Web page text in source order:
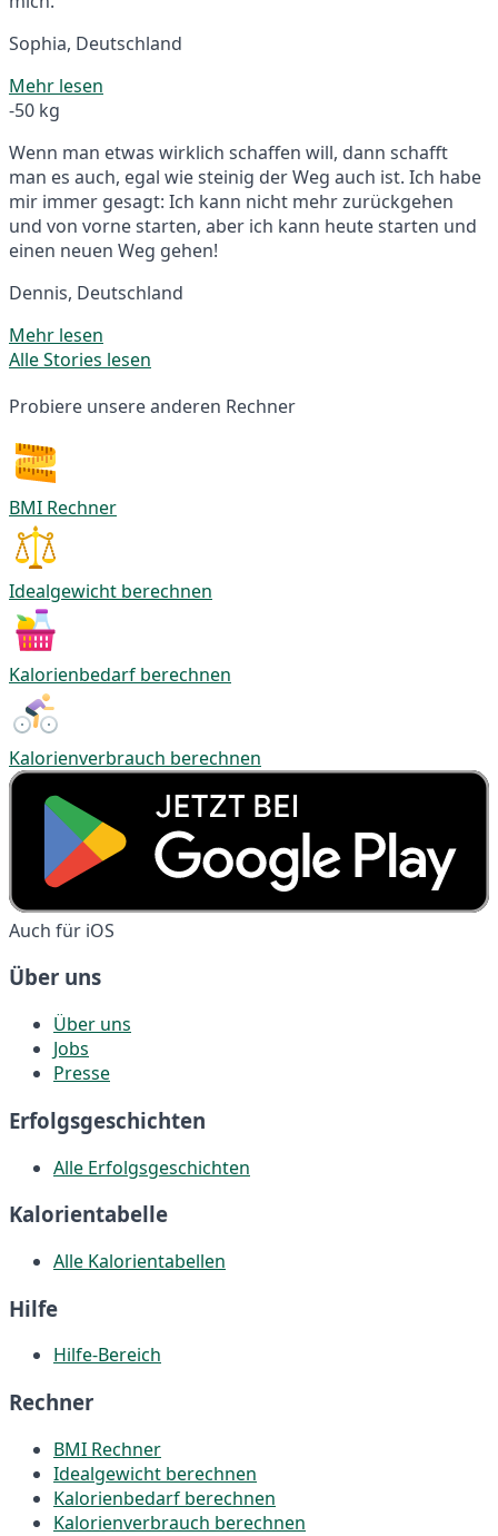
Sophia, Deutschland
Mehr lesen
-50 kg
Wenn man etwas wirklich schaffen will, dann schafft
man es auch, egal wie steinig der Weg auch ist. Ich habe
mir immer gesagt: Ich kann nicht mehr zurückgehen
und von vorne starten, aber ich kann heute starten und
einen neuen Weg gehen!
Dennis, Deutschland
Mehr lesen
Alle Stories lesen
Probiere unsere anderen Rechner
BMI Rechner
Idealgewicht berechnen
Kalorienbedarf berechnen
Kalorienverbrauch berechnen
Auch für iOS
Über uns
Über uns
Jobs
Presse
Erfolgsgeschichten
Alle Erfolgsgeschichten
Kalorientabelle
Alle Kalorientabellen
Hilfe
Hilfe-Bereich
Rechner
BMI Rechner
Idealgewicht berechnen
Kalorienbedarf berechnen
Kalorienverbrauch berechnen